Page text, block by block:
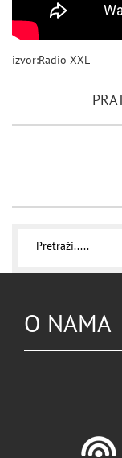
izvor:Radio XXL
O NAMA